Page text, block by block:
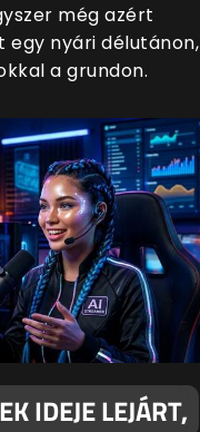
még azért
nyári délutánon,
a grundon.
IDEJE LEJÁRT,